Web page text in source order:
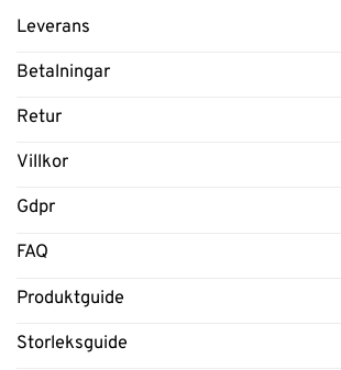
Leverans
Betalningar
Retur
Villkor
Gdpr
FAQ
Produktguide
Storleksguide